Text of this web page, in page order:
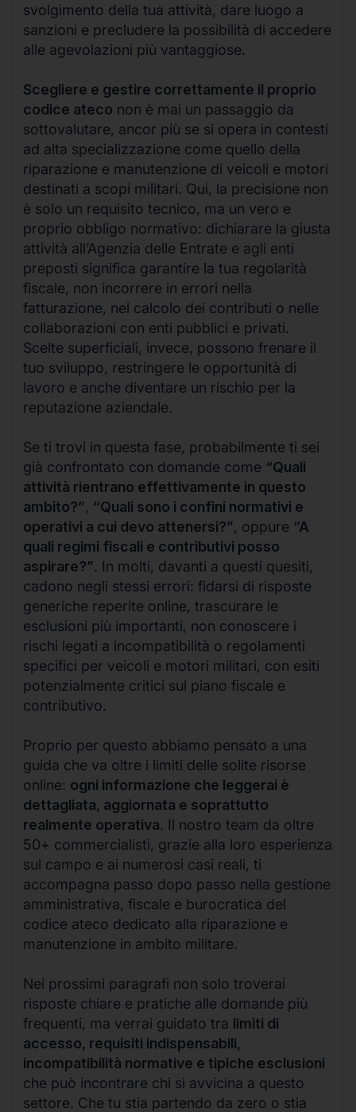
svolgimento della tua attività, dare luogo a
sanzioni e precludere la possibilità di accedere
alle agevolazioni più vantaggiose.
Scegliere e gestire correttamente il proprio
codice ateco non è mai un passaggio da
sottovalutare, ancor più se si opera in contesti
ad alta specializzazione come quello della
riparazione e manutenzione di veicoli e motori
destinati a scopi militari. Qui, la precisione non
è solo un requisito tecnico, ma un vero e
proprio obbligo normativo: dichiarare la giusta
attività all’Agenzia delle Entrate e agli enti
preposti significa garantire la tua regolarità
fiscale, non incorrere in errori nella
fatturazione, nel calcolo dei contributi o nelle
collaborazioni con enti pubblici e privati.
Scelte superficiali, invece, possono frenare il
tuo sviluppo, restringere le opportunità di
lavoro e anche diventare un rischio per la
reputazione aziendale.
Se ti trovi in questa fase, probabilmente ti sei
già confrontato con domande come “Quali
attività rientrano effettivamente in questo
ambito?”, “Quali sono i confini normativi e
operativi a cui devo attenersi?”, oppure “A
quali regimi fiscali e contributivi posso
aspirare?”. In molti, davanti a questi quesiti,
cadono negli stessi errori: fidarsi di risposte
generiche reperite online, trascurare le
esclusioni più importanti, non conoscere i
rischi legati a incompatibilità o regolamenti
specifici per veicoli e motori militari, con esiti
potenzialmente critici sul piano fiscale e
contributivo.
Proprio per questo abbiamo pensato a una
guida che va oltre i limiti delle solite risorse
online: ogni informazione che leggerai è
dettagliata, aggiornata e soprattutto
realmente operativa. Il nostro team da oltre
50+ commercialisti, grazie alla loro esperienza
sul campo e ai numerosi casi reali, ti
accompagna passo dopo passo nella gestione
amministrativa, fiscale e burocratica del
codice ateco dedicato alla riparazione e
manutenzione in ambito militare.
Nei prossimi paragrafi non solo troverai
risposte chiare e pratiche alle domande più
frequenti, ma verrai guidato tra limiti di
accesso, requisiti indispensabili,
incompatibilità normative e tipiche esclusioni
che può incontrare chi si avvicina a questo
settore. Che tu stia partendo da zero o stia